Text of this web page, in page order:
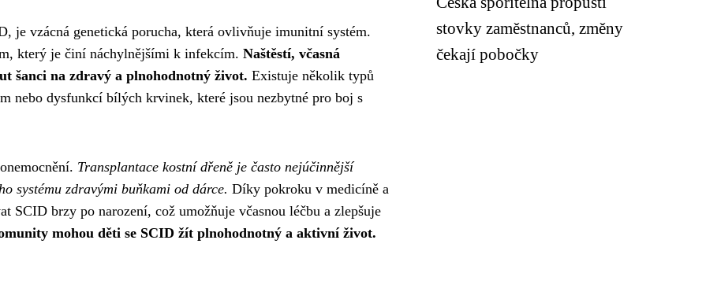
je vzácná genetická porucha, která ovlivňuje imunitní systém.
který je činí náchylnějšími k infekcím. Naštěstí, včasná
šanci na zdravý a plnohodnotný život. Existuje několik typů
nebo dysfunkcí bílých krvinek, které jsou nezbytné pro boj s
Transplantace kostní dřeně je často nejúčinnější
systému zdravými buňkami od dárce. Díky pokroku v medicíně a
SCID brzy po narození, což umožňuje včasnou léčbu a zlepšuje
mohou děti se SCID žít plnohodnotný a aktivní život.
stovky zaměstnanců, změny
čekají pobočky